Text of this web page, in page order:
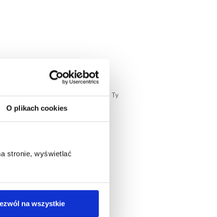
O plikach cookies
stronie, wyświetlać
na wszystkie
do wysyłki elektronicznie – Ty